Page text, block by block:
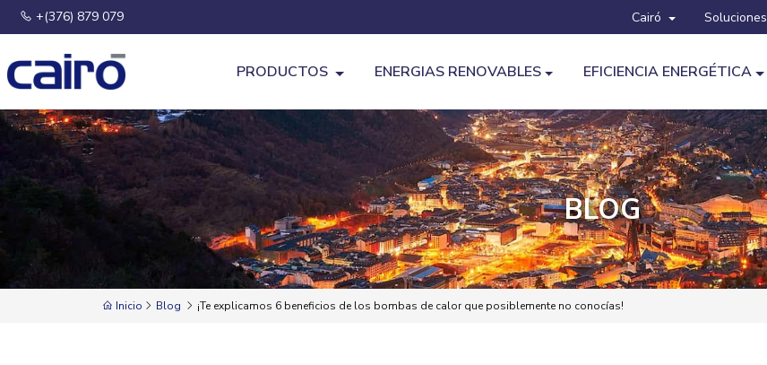
+(376) 879 079 Cairó Soluciones
PRODUCTOS ENERGIAS RENOVABLES EFICIENCIA ENERGÉTICA
BLOG
Inicio Blog ¡Te explicamos 6 beneficios de los bombas de calor que posiblemente no conocías!